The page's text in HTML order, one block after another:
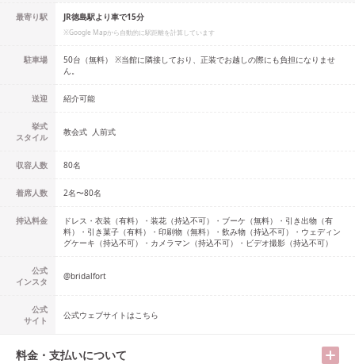
最寄り駅 JR徳島駅より車で15分
※Google Mapから自動的に駅距離を計算しています
駐車場
50台（無料） ※当館に隣接しており、正装でお越しの際にも負担になりませ
ん。
送迎 紹介可能
挙式
スタイル
教会式 人前式
収容人数 80名
着席人数 2名〜80名
持込料金
ドレス・衣装（有料）・装花（持込不可）・ブーケ（無料）・引き出物（有
料）・引き菓子（有料）・印刷物（無料）・飲み物（持込不可）・ウェディン
グケーキ（持込不可）・カメラマン（持込不可）・ビデオ撮影（持込不可）
公式
インスタ
@bridalfort
公式
サイト
公式ウェブサイトはこちら
料金・支払いについて